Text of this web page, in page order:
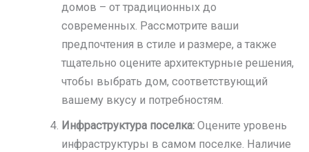
домов – от традиционных до
современных. Рассмотрите ваши
предпочтения в стиле и размере, а также
тщательно оцените архитектурные решения,
чтобы выбрать дом, соответствующий
вашему вкусу и потребностям.
Инфраструктура поселка:Оцените уровень
инфраструктуры в самом поселке. Наличие